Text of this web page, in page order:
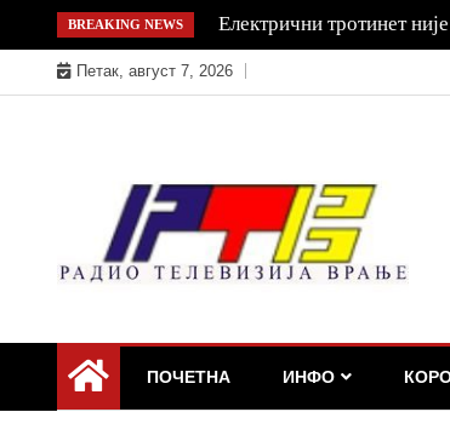
to
content
BREAKING NEWS Повређени возач
Петак, август 7, 2026
ПОЧЕТНА ИНФО